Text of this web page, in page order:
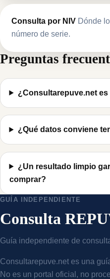
Consulta por NIV Dónde
número de serie.
Preguntas
¿Consultarepuve.net
¿Qué datos conviene
¿Un resultado limpio
comprar?
GUÍA INDEPENDIENTE
Consulta
Guía independiente de
Consultarepuve.net es una
No es un portal oficial, no